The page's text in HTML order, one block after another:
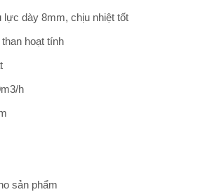
lực dày 8mm, chịu nhiệt tốt
hoạt tính
h
sản phẩm